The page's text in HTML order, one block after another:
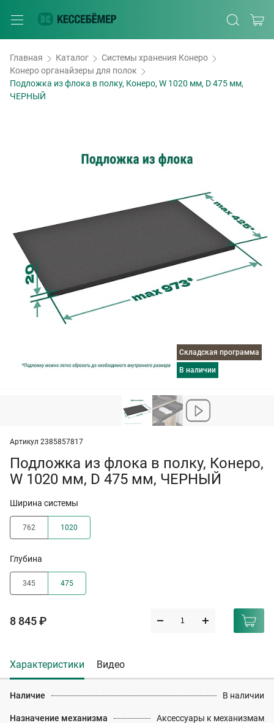
Главная Каталог
Системы хранения Конеро
Конеро органайзеры для полок
Подложка из флока в полку, Конеро, W 1020 мм, D 475 мм,
ЧЕРНЫЙ
Складская программа
в наличии
Артикул 2385857817
Подложка из флока в полку, Конеро,
W 1020 мм, D 475 мм, ЧЕРНЫЙ
Ширина системы
762 1020
Глубина
345 475
8 845 ₽
Характеристики Видео
Наличие В наличии
Назначение механизма Аксессуары к механизмам